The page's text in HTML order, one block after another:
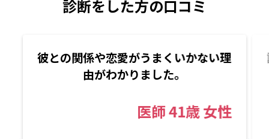
診断をした方の口コミ
彼との関係や恋愛がうまくいかない理
由がわかりました。
医師41歳女性